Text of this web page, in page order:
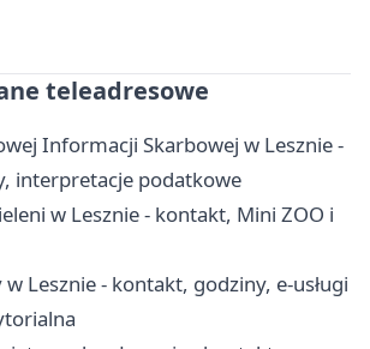
teleadresowe
Informacji Skarbowej w Lesznie -
interpretacje podatkowe
w Lesznie - kontakt, Mini ZOO i
Lesznie - kontakt, godziny, e-usługi